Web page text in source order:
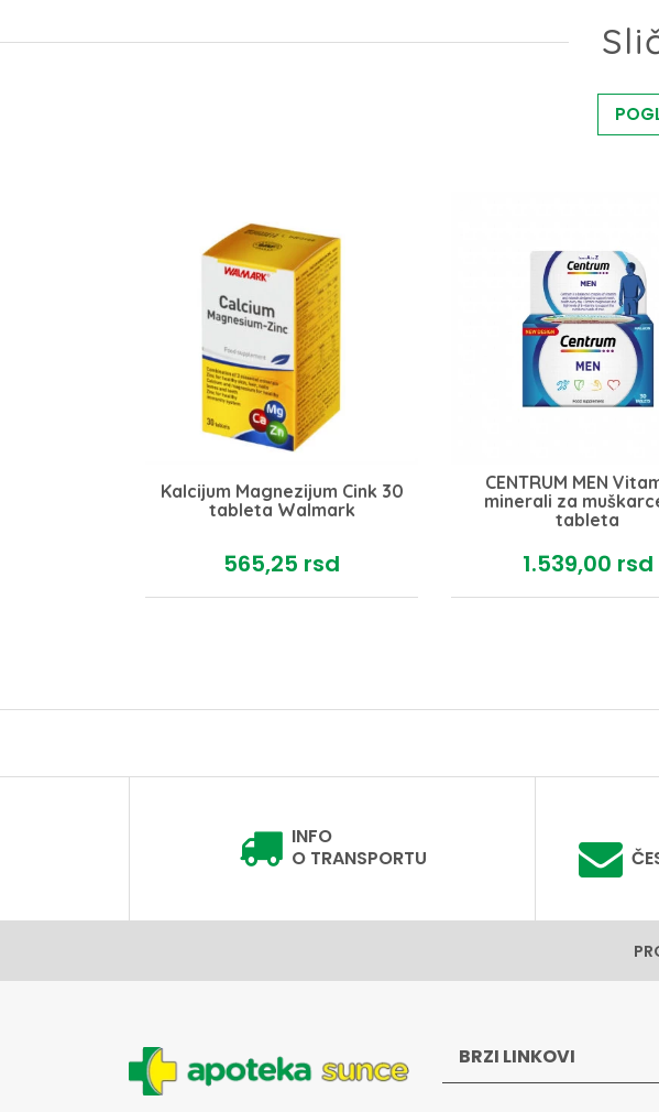
Kalcijum Magnezijum Cink 30
tableta Walmark
565,25 rsd
CENTRUM MEN
minerali za
tableta
1.539,00 rsd
INFO
O TRANSPORTU
BRZI LINKOVI